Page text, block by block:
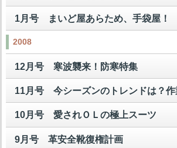
1月号 まいど屋あらため、手袋屋！
2008
12月号 寒波襲来！防寒特集
11月号 今シーズンのトレンドは？作
10月号 愛されＯＬの極上スーツ
9月号 革安全靴復権計画